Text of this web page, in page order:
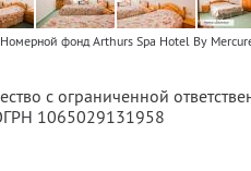
Номерной фонд Arthurs Spa Hotel By
с ограниченной
1065029131958